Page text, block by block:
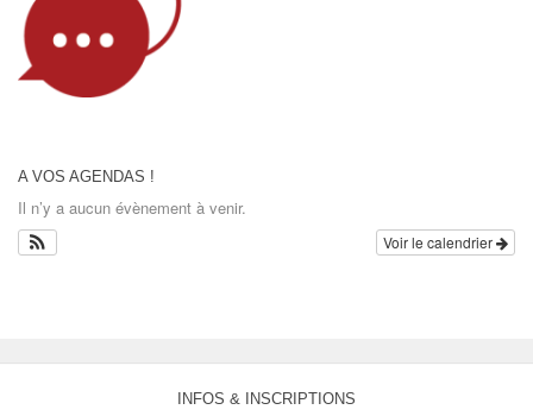
A VOS AGENDAS !
Il n’y a aucun évènement à venir.
Voir le calendrier
INFOS & INSCRIPTIONS